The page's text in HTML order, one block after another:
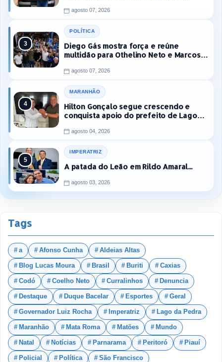
agosto 07, 2026
POLÍTICA
Diego Gás mostra força e reúne
multidão para Othelino Neto e Marcos
agosto 07, 2026
MARANHÃO
Hilton Gonçalo segue crescendo e
conquista apoio do prefeito de Lago
agosto 04, 2026
IMPERATRIZ
A patada do Leão em Rildo Amaral...
agosto 03, 2026
Tags
a Afonso Cunha Aldeias Altas
Blog Lucas Moura Brasil Buriti Caxias
Codó Coelho Neto Curralinhos Denuncia
Destaque Duque Bacelar Esportes Geral
Governador Luiz Rocha Imperatriz Lago da Pedra
Maranhão Mata Roma Matões Mundo
Natal Notícias Parnarama Peritoró Piauí
Policial Política São Francisco